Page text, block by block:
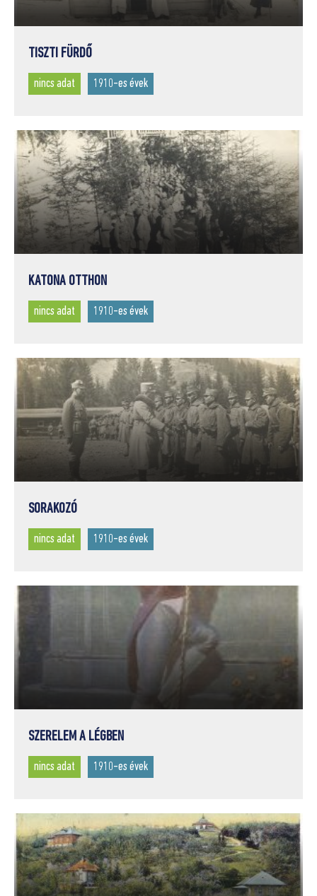
TISZTI FÜRDŐ
nincs adat 1910-es évek
KATONA OTTHON
nincs adat 1910-es évek
SORAKOZÓ
nincs adat 1910-es évek
SZERELEM A LÉGBEN
nincs adat 1910-es évek